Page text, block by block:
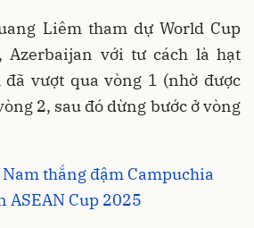
Liêm tham dự World Cup
Azerbaijan với tư cách là hạt
vượt qua vòng 1 (nhờ được
2, sau đó dừng bước ở vòng
thắng đậm Campuchia
Cup 2025